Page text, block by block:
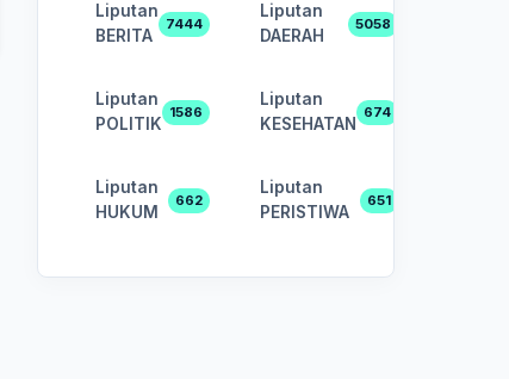
Liputan
BERITA
7444
Liputan
DAERAH
5058
Liputan
POLITIK
1586
Liputan
KESEHATAN
674
Liputan
HUKUM
662
Liputan
PERISTIWA
651